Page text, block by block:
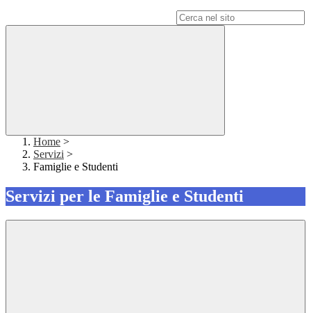
Home >
Servizi >
Famiglie e Studenti
Servizi per le Famiglie e Studenti